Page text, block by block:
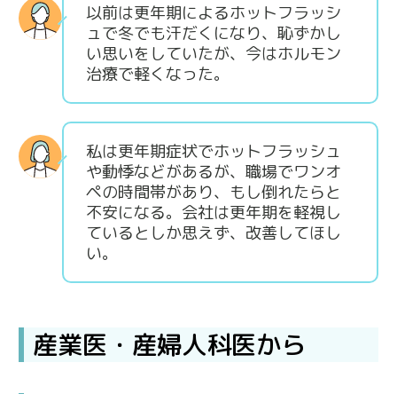
以前は更年期によるホットフラッシ
ュで冬でも汗だくになり、恥ずかし
い思いをしていたが、今はホルモン
治療で軽くなった。
私は更年期症状でホットフラッシュ
や動悸などがあるが、職場でワンオ
ペの時間帯があり、もし倒れたらと
不安になる。会社は更年期を軽視し
ているとしか思えず、改善してほし
い。
産業医・産婦人科医から